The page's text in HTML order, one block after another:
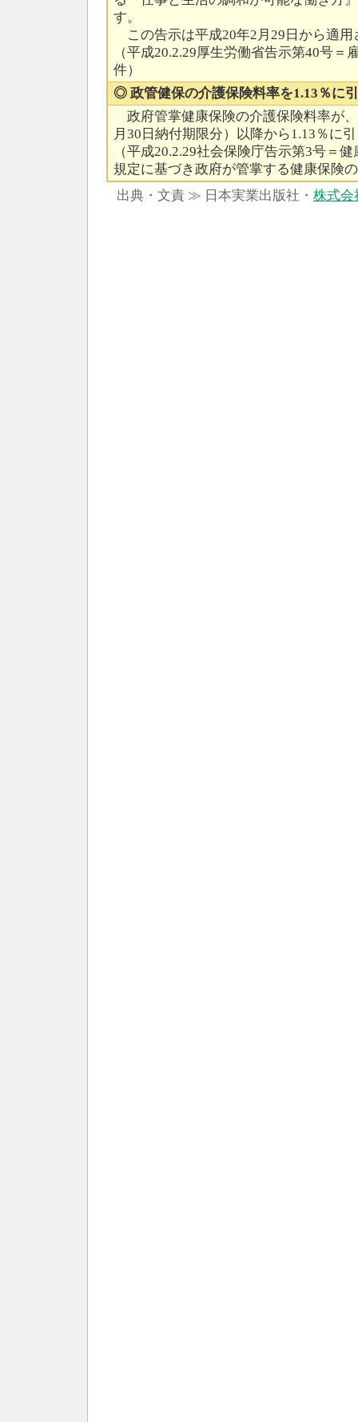
す。
この告示は平成20年2月29日から適用
（平成20.2.29厚生労働省告示第40号＝
件）
◎ 政管健保の介護保険料率を1.13％に
政府管掌健康保険の介護保険料率が
月30日納付期限分）以降から1.13％に
（平成20.2.29社会保険庁告示第3号＝
規定に基づき政府が管掌する健康保険
出典・文責 ≫ 日本実業出版社・ 株式会